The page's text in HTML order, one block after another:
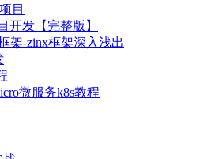
目
开发【完整版】
架-zinx框架深入浅出
微服务k8s教程